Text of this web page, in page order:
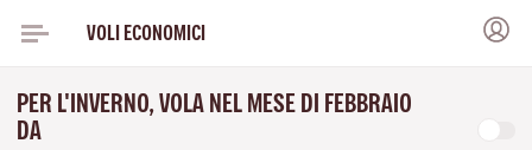
VOLI ECONOMICI
PER L'INVERNO, VOLA NEL MESE DI FEBBRAIO
DA